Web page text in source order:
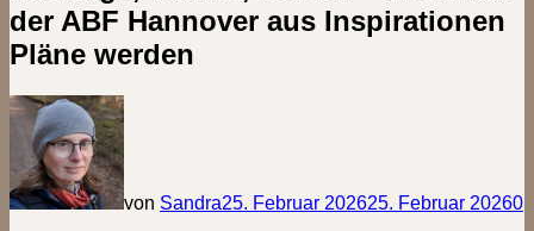
der ABF Hannover aus Inspirationen
Pläne werden
von Sandra25. Februar 202625. Februar 20260